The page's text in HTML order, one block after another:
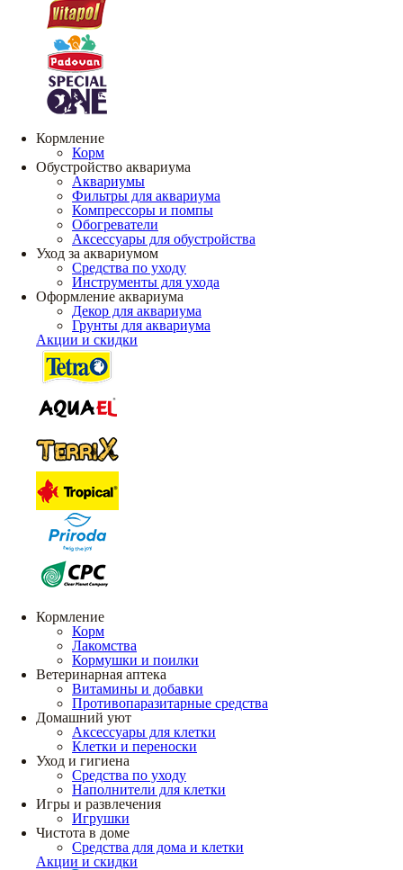
Кормление
Корм
Обустройство аквариума
Аквариумы
Фильтры для аквариума
Компрессоры и помпы
Обогреватели
Аксессуары для обустройства
Уход за аквариумом
Средства по уходу
Инструменты для ухода
Оформление аквариума
Декор для аквариума
Грунты для аквариума
Акции и скидки
Кормление
Корм
Лакомства
Кормушки и поилки
Ветеринарная аптека
Витамины и добавки
Противопаразитарные средства
Домашний уют
Аксессуары для клетки
Клетки и переноски
Уход и гигиена
Средства по уходу
Наполнители для клетки
Игры и развлечения
Игрушки
Чистота в доме
Средства для дома и клетки
Акции и скидки